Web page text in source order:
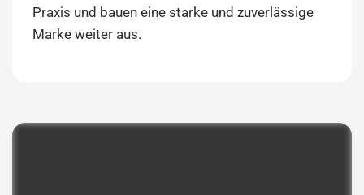
Praxis und bauen eine starke und zuverlässige
Marke weiter aus.